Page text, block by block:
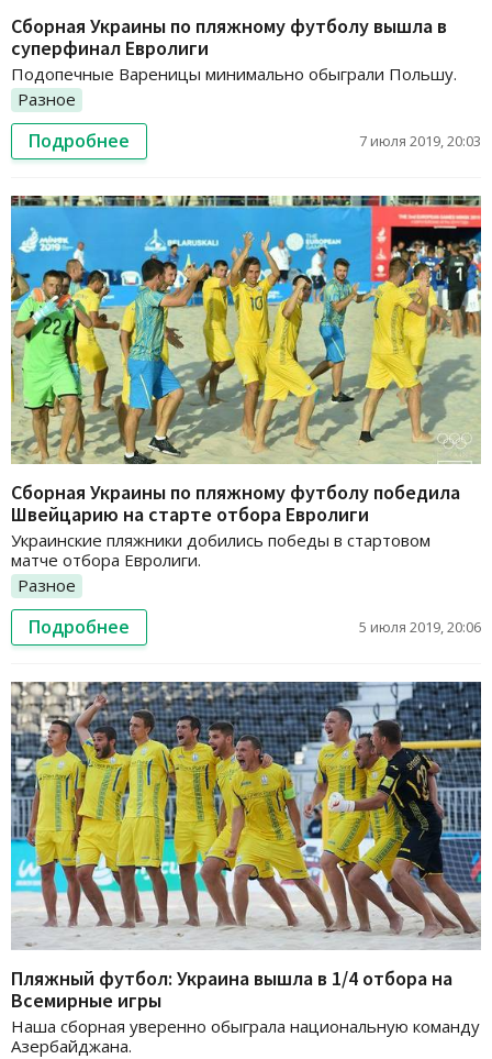
Сборная Украины по пляжному футболу вышла в
суперфинал Евролиги
Подопечные Вареницы минимально обыграли Польшу.
Разное
Подробнее 7 июля 2019, 20:03
Сборная Украины по пляжному футболу победила
Швейцарию на старте отбора Евролиги
Украинские пляжники добились победы в стартовом
матче отбора Евролиги.
Разное
Подробнее 5 июля 2019, 20:06
Пляжный футбол: Украина вышла в 1/4 отбора на
Всемирные игры
Наша сборная уверенно обыграла национальную команду
Азербайджана.